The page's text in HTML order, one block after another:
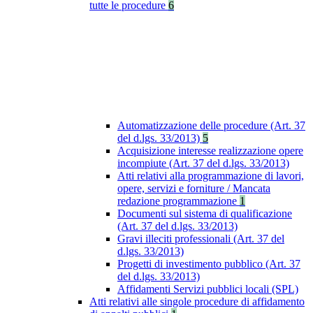
tutte le procedure 6
Automatizzazione delle procedure (Art. 37
del d.lgs. 33/2013) 5
Acquisizione interesse realizzazione opere
incompiute (Art. 37 del d.lgs. 33/2013)
Atti relativi alla programmazione di lavori,
opere, servizi e forniture / Mancata
redazione programmazione 1
Documenti sul sistema di qualificazione
(Art. 37 del d.lgs. 33/2013)
Gravi illeciti professionali (Art. 37 del
d.lgs. 33/2013)
Progetti di investimento pubblico (Art. 37
del d.lgs. 33/2013)
Affidamenti Servizi pubblici locali (SPL)
Atti relativi alle singole procedure di affidamento